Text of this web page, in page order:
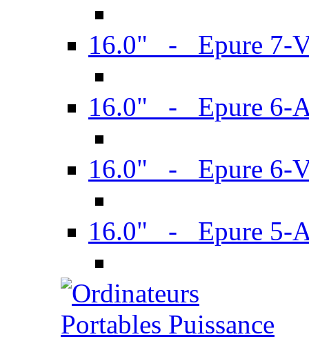
16.0" - Epure 7-
16.0" - Epure 6-
16.0" - Epure 6-
16.0" - Epure 5-